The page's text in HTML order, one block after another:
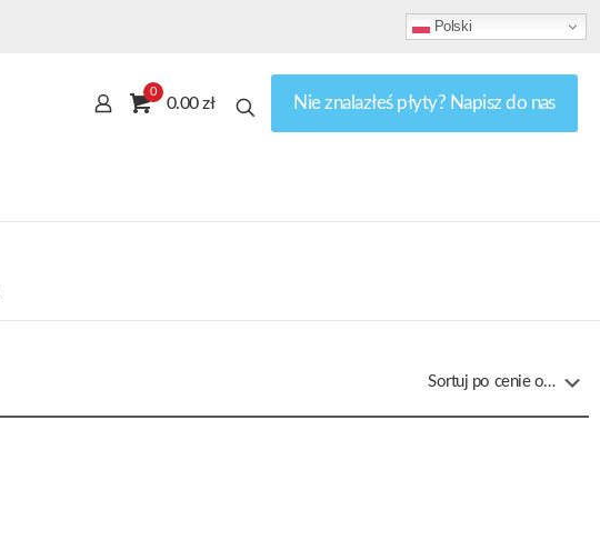
Polski
0
0.00 zł Nie znalazłeś płyty? Napisz do nas